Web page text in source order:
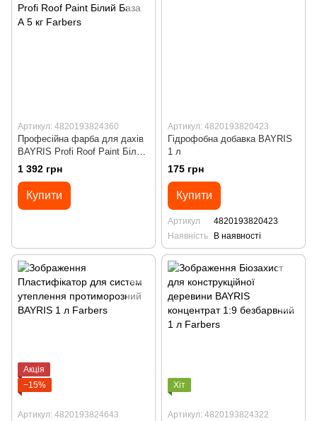
Артикул: 4820193824360
Професійна фарба для дахів
BAYRIS Profi Roof Paint Білий
База А 5 кг
1 392 грн
Купити
Артикул: 4820193820423
Гідрофобна добавка BAYRIS
1 л
175 грн
Купити
Артикул
4820193820423
Наявність
В наявності
Акція
−15%
Артикул: 4820193824643
Хіт
Артикул: 4820193824322